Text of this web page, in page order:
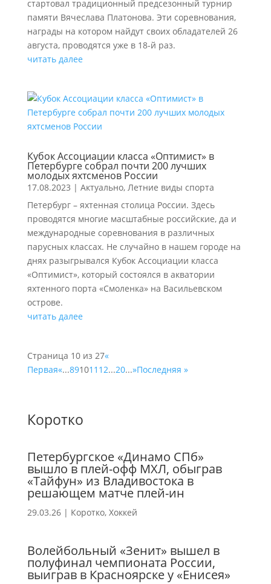
стартовал традиционный предсезонный турнир
памяти Вячеслава Платонова. Эти соревнования,
награды на котором найдут своих обладателей 26
августа, проводятся уже в 18-й раз.
читать далее
Кубок Ассоциации класса «Оптимист» в
Петербурге собрал почти 200 лучших
молодых яхтсменов России
17.08.2023 | Актуально, Летние виды спорта
Петербург – яхтенная столица России. Здесь
проводятся многие масштабные российские, да и
международные соревнования в различных
парусных классах. Не случайно в нашем городе на
днях разыгрывался Кубок Ассоциации класса
«Оптимист», который состоялся в акватории
яхтенного порта «Смоленка» на Васильевском
острове.
читать далее
Страница 10 из 27«
Первая«...891011 12...20...»Последняя »
Коротко
Петербургское «Динамо СПб»
вышло в плей-офф МХЛ, обыграв
«Тайфун» из Владивостока в
решающем матче плей-ин
29.03.26| Коротко, Хоккей
Волейбольный «Зенит» вышел в
полуфинал чемпионата России,
выиграв в Красноярске у «Енисея»